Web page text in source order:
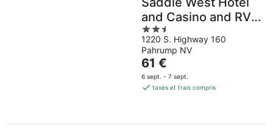
and Casino and RV
Park
2.5
out
of
5
1220 S. Highway 160
Pahrump NV
Le
prix
est
par
61 €
6 sept. - 7 sept.
taxes et frais compris